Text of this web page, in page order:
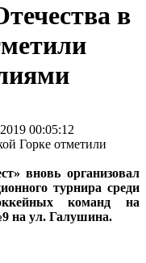
в
00:05:12
вновь организовал
турнира среди
команд на
на ул. Галушина.